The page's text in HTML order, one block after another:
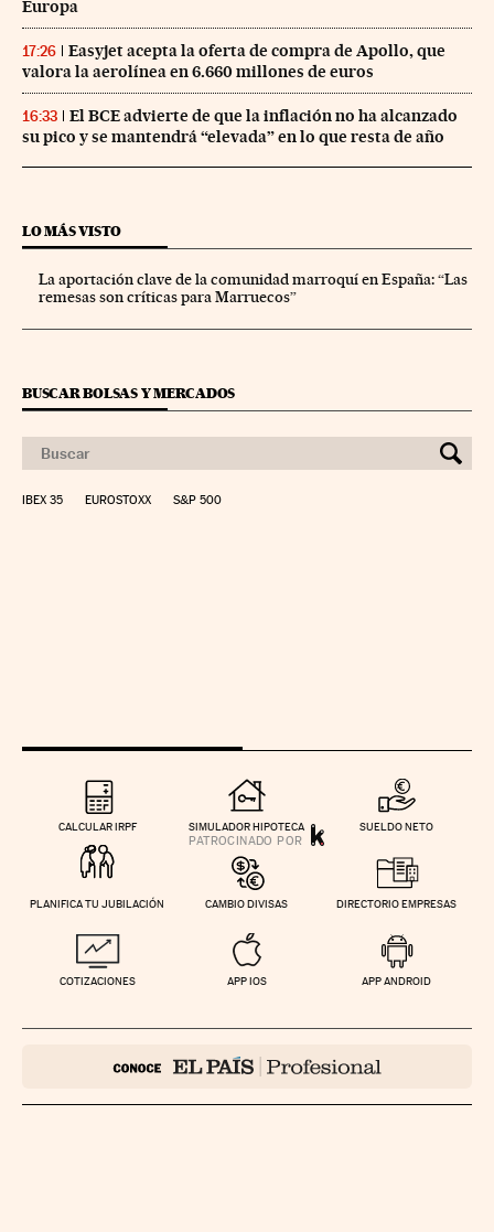
Europa
17:26
Easyjet acepta la oferta de compra de Apollo, que
valora la aerolínea en 6.660 millones de euros
16:33
El BCE advierte de que la inflación no ha alcanzado
su pico y se mantendrá “elevada” en lo que resta de año
LO MÁS VISTO
La aportación clave de la comunidad marroquí en España: “Las
remesas son críticas para Marruecos”
BUSCAR BOLSAS Y MERCADOS
IBEX 35 EUROSTOXX S&P 500
CALCULAR IRPF SIMULADOR HIPOTECA SUELDO NETO
PLANIFICA TU JUBILACIÓN CAMBIO DIVISAS DIRECTORIO EMPRESAS
COTIZACIONES APP IOS APP ANDROID